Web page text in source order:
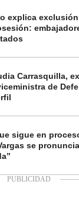
explica
Carrasquilla,
de
sigue en
se